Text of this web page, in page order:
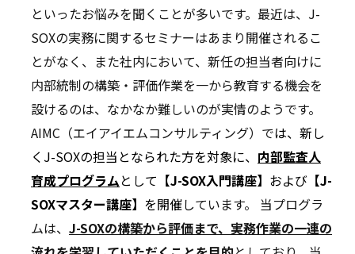
といったお悩みを聞くことが多いです。最近は、J-
SOXの実務に関するセミナーはあまり開催されるこ
とがなく、また社内において、新任の担当者向けに
内部統制の構築・評価作業を一から教育する機会を
設けるのは、なかなか難しいのが実情のようです。
AIMC（エイアイエムコンサルティング）では、新し
くJ-SOXの担当となられた方を対象に、 内部監査人
育成プログラムとして 【J-SOX入門講座】 および 【J-
SOXマスター講座】 を開催しています。 当プログラ
ムは、 J-SOXの構築から評価まで、実務作業の一連の